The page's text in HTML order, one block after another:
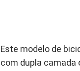
Este modelo de
com dupla camada